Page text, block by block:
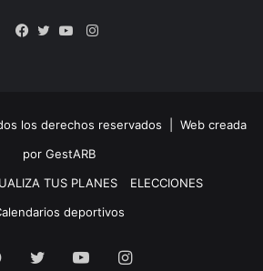
Instagram
los derechos reservados | Web creada
por GestARB
TUS PLANES
ELECCIONES
deportivos
Facebook
Twitter YouTubeInstagram